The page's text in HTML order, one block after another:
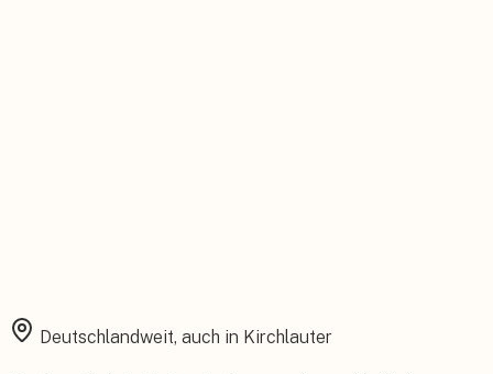
Deutschlandweit, auch in Kirchlauter